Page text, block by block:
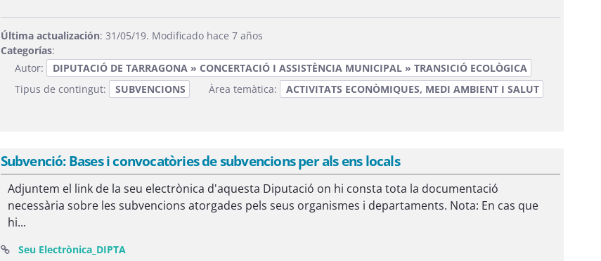
Última actualización: 31/05/19. Modificado hace 7 años
Categorías:
Autor:
DIPUTACIÓ DE TARRAGONA » CONCERTACIÓ I ASSISTÈNCIA MUNICIPAL » TRANSICIÓ ECOLÒGICA
Tipus de contingut:
SUBVENCIONS Àrea temàtica: ACTIVITATS ECONÒMIQUES, MEDI AMBIENT I SALUT
Subvenció: Bases i convocatòries de subvencions per als ens locals
Adjuntem el link de la seu electrònica d'aquesta Diputació on hi consta tota la documentació
necessària sobre les subvencions atorgades pels seus organismes i departaments. Nota: En cas que
hi...
Seu Electrònica_DIPTA(Abre una nueva ventana)